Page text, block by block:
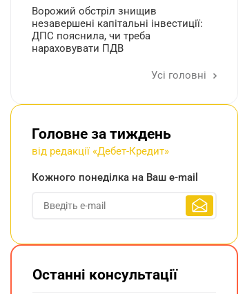
Ворожий обстріл знищив
незавершені капітальні інвестиції:
ДПС пояснила, чи треба
нараховувати ПДВ
Усі головні
Головне за тиждень
від редакції «Дебет-Кредит»
Кожного понеділка на Ваш e-mail
Останні консультації